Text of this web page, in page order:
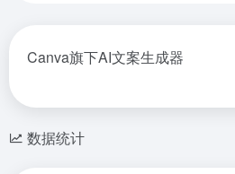
Canva旗下AI文案生成器
数据统计